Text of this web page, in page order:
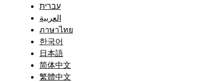
עברית
العربية
ภาษาไทย
한국어
日本語
简体中文
繁體中文